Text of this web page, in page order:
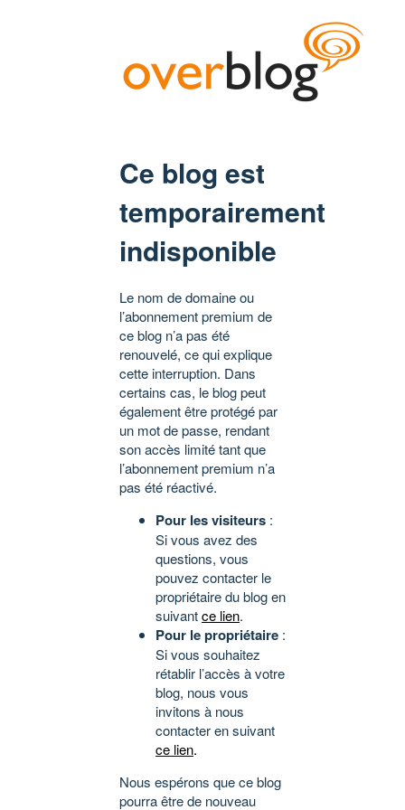
Ce blog est
temporairement
indisponible
Le nom de domaine ou
l’abonnement premium de
ce blog n’a pas été
renouvelé, ce qui explique
cette interruption. Dans
certains cas, le blog peut
également être protégé par
un mot de passe, rendant
son accès limité tant que
l’abonnement premium n’a
pas été réactivé.
Pour les visiteurs :
Si vous avez des
questions, vous
pouvez contacter le
propriétaire du blog en
suivantce lien.
Pour le propriétaire :
Si vous souhaitez
rétablir l’accès à votre
blog, nous vous
invitons à nous
contacter en suivant
ce lien.
Nous espérons que ce blog
pourra être de nouveau